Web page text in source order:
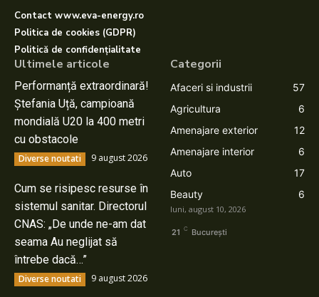
Contact www.eva-energy.ro
Politica de cookies (GDPR)
Politică de confidențialitate
Ultimele articole
Performanță extraordinară!
Ștefania Uță, campioană
mondială U20 la 400 metri
cu obstacole
Diverse noutati 9 august 2026
Cum se risipesc resurse în
sistemul sanitar. Directorul
CNAS: „De unde ne-am dat
seama Au neglijat să
întrebe dacă…”
Diverse noutati 9 august 2026
Categorii
Afaceri si industrii
57
Agricultura
6
Amenajare exterior
12
Amenajare interior
6
Auto
17
Beauty
6
luni, august 10, 2026
21 C București